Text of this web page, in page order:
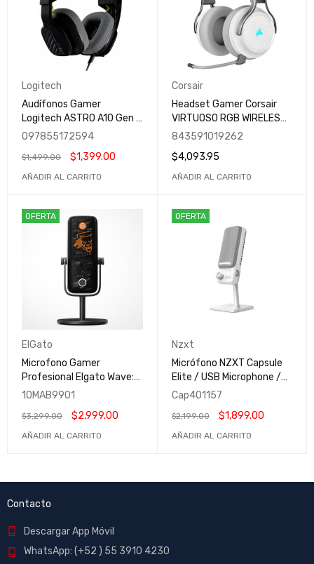
Logitech
Audífonos Gamer
Logitech ASTRO A10 Gen 2
/ Alámbrico / PS5 / 2
939-002056
097855172594
$1,499.00 $1,399.00
AÑADIR AL CARRITO
Corsair
Headset Gamer Corsair
VIRTUOSO RGB WIRELESS
7.1 | Inalámbrico | USB |
9011186-NA
843591019262
$4,093.95
AÑADIR AL CARRITO
OFERTA
ElGato
Microfono Gamer
Profesional Elgato Wave:3
CALL OF DUTY BLACK OPS
por Streamlabs /
10MAB9901
10MAB9901
$3,299.00 $2,999.00
AÑADIR AL CARRITO
OFERTA
Nzxt
Micrófono NZXT Capsule
Elite / USB Microphone /
High Resolution / Ideal
Compatible con NZXT CAM
/ Adjustable Stand /
Cap401157
$2,199.00 $1,899.00
AÑADIR AL CARRITO
Contacto
Descargar App Móvil
WhatsApp: (+52 ) 55 3910 4230